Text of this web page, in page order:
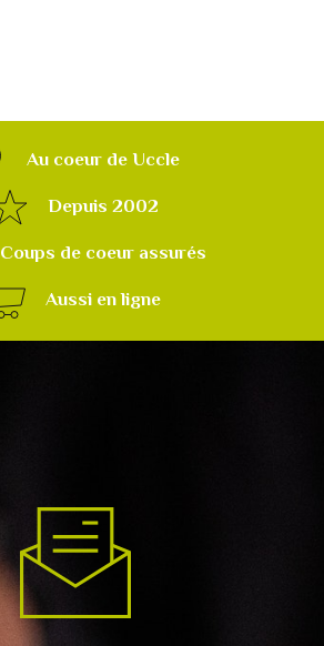
Au coeur de Uccle
Depuis 2002
Coups de coeur assurés
Aussi en ligne